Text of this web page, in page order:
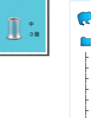
├
├
├
├
├
├